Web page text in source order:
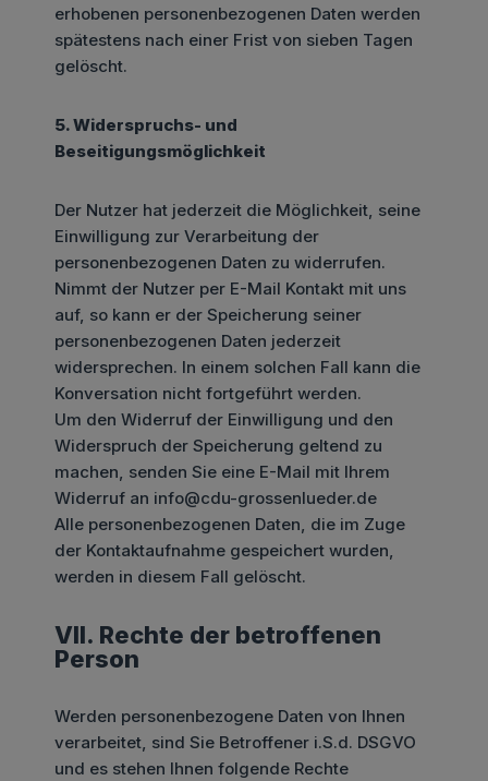
erhobenen personenbezogenen Daten werden
spätestens nach einer Frist von sieben Tagen
gelöscht.
5. Widerspruchs- und
Beseitigungsmöglichkeit
Der Nutzer hat jederzeit die Möglichkeit, seine
Einwilligung zur Verarbeitung der
personenbezogenen Daten zu widerrufen.
Nimmt der Nutzer per E-Mail Kontakt mit uns
auf, so kann er der Speicherung seiner
personenbezogenen Daten jederzeit
widersprechen. In einem solchen Fall kann die
Konversation nicht fortgeführt werden.
Um den Widerruf der Einwilligung und den
Widerspruch der Speicherung geltend zu
machen, senden Sie eine E-Mail mit Ihrem
Widerruf an info@cdu-grossenlueder.de
Alle personenbezogenen Daten, die im Zuge
der Kontaktaufnahme gespeichert wurden,
werden in diesem Fall gelöscht.
VII. Rechte der betroffenen
Person
Werden personenbezogene Daten von Ihnen
verarbeitet, sind Sie Betroffener i.S.d. DSGVO
und es stehen Ihnen folgende Rechte